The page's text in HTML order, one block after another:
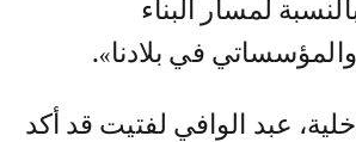
لمسار البناء
في بلادنا».
عبد الوافي لفتيت قد أكد